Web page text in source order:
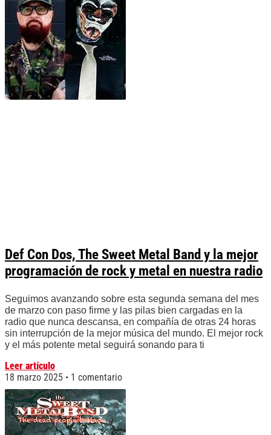
Def Con Dos, The Sweet Metal Band y la mejor
programación de rock y metal en nuestra radio
Seguimos avanzando sobre esta segunda semana del mes
de marzo con paso firme y las pilas bien cargadas en la
radio que nunca descansa, en compañía de otras 24 horas
sin interrupción de la mejor música del mundo. El mejor rock
y el más potente metal seguirá sonando para ti
Leer artículo
18 marzo 2025
1 comentario